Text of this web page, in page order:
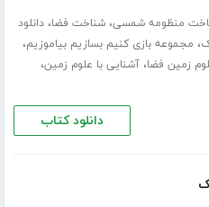
منظومه شمسی،شناخت فضا،دانلود
، مجموعه بازی کنیم بسازیم بیاموزیم،
زمین فضا،آشنایی با علوم زمین،
دانلود کتاب